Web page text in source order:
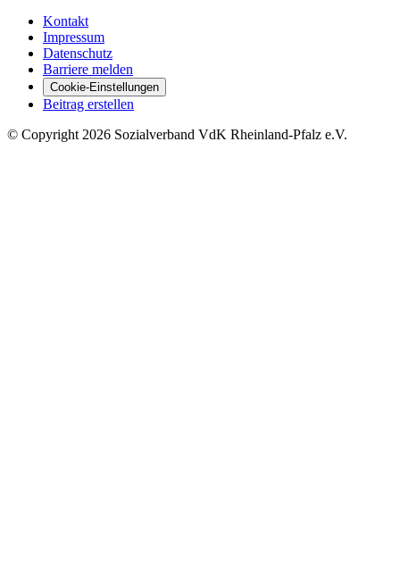
Kontakt
Impressum
Datenschutz
Barriere melden
Cookie-Einstellungen
Beitrag erstellen
© Copyright 2026 Sozialverband VdK Rheinland-Pfalz e.V.